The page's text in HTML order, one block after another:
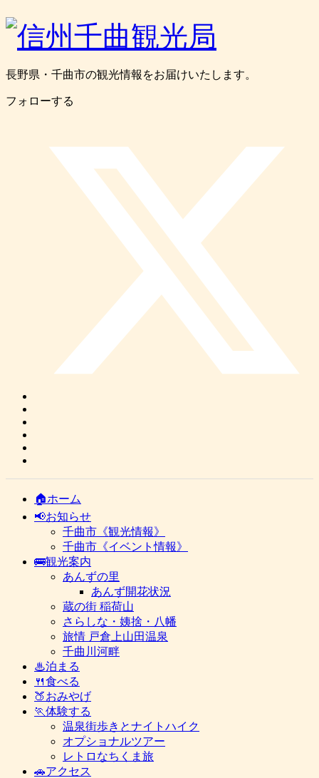
長野県・千曲市の観光情報をお届けいたします。
フォローする
🏠ホーム
📢お知らせ
千曲市《観光情報》
千曲市《イベント情報》
🚌観光案内
あんずの里
あんず開花状況
蔵の街 稲荷山
さらしな・姨捨・八幡
旅情 戸倉上山田温泉
千曲川河畔
♨泊まる
🍴食べる
🍑おみやげ
🏃体験する
温泉街歩きとナイトハイク
オプショナルツアー
レトロなちくま旅
🚗アクセス